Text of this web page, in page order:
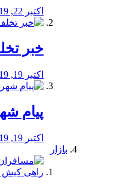
اکتبر 22, 2019
خبر
اکتبر 19, 2019
پیام
اکتبر 19, 2019
بازار